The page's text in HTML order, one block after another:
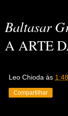
Baltasar
A ARTE
Leo Chioda às
Compartilhar